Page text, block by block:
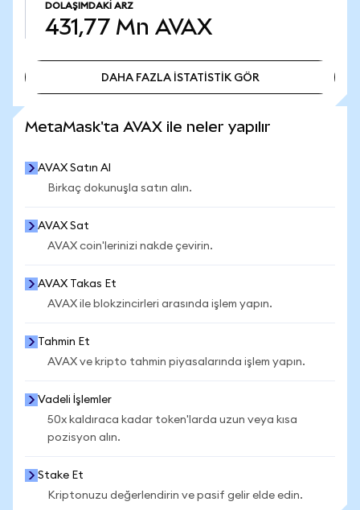
DOLAŞIMDAKI ARZ
431,77 Mn AVAX
DAHA FAZLA İSTATİSTİK GÖR
MetaMask'ta AVAX ile neler yapılır
AVAX Satın Al
Birkaç dokunuşla satın alın.
AVAX Sat
AVAX coin'lerinizi nakde çevirin.
AVAX Takas Et
AVAX ile blokzincirleri arasında işlem yapın.
Tahmin Et
AVAX ve kripto tahmin piyasalarında işlem yapın.
Vadeli İşlemler
50x kaldıraca kadar token'larda uzun veya kısa
pozisyon alın.
Stake Et
Kriptonuzu değerlendirin ve pasif gelir elde edin.